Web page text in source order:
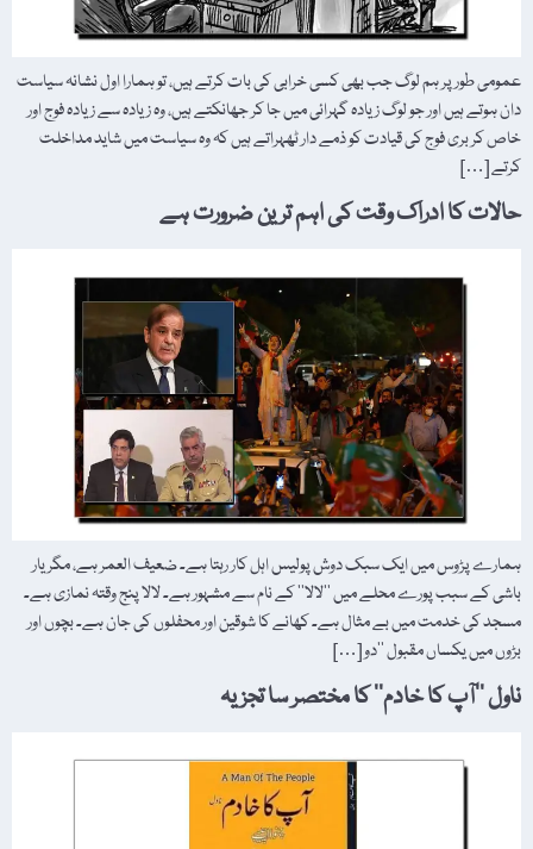
عمومی طور پر ہم لوگ جب بھی کسی خرابی کی بات کرتے ہیں، تو ہمارا اول نشانہ سیاست
دان ہوتے ہیں اور جو لوگ زیادہ گہرائی میں جا کر جھانکتے ہیں، وہ زیادہ سے زیادہ فوج اور
خاص کر بری فوج کی قیادت کو ذمے دار ٹھہراتے ہیں کہ وہ سیاست میں شاید مداخلت
کرتے […]
حالات کا ادراک وقت کی اہم ترین ضرورت ہے
ہمارے پڑوس میں ایک سبک دوش پولیس اہل کار رہتا ہے۔ ضعیف العمر ہے، مگر یار
باشی کے سبب پورے محلے میں ’’لالا‘‘ کے نام سے مشہور ہے۔ لالا پنج وقتہ نمازی ہے۔
مسجد کی خدمت میں بے مثال ہے۔ کھانے کا شوقین اور محفلوں کی جان ہے۔ بچوں اور
بڑوں میں یکساں مقبول ’’دو […]
ناول ’’آپ کا خادم‘‘ کا مختصر سا تجزیہ